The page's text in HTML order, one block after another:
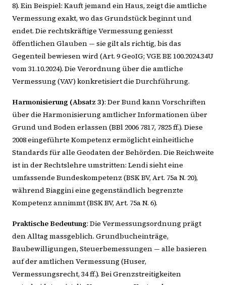
8). Ein Beispiel: Kauft jemand ein Haus, zeigt die amtliche
Vermessung exakt, wo das Grundstück beginnt und
endet. Die rechtskräftige Vermessung geniesst
öffentlichen Glauben — sie gilt als richtig, bis das
Gegenteil bewiesen wird (Art. 9 GeoIG; VGE BE 100.2024.34U
vom 31.10.2024). Die Verordnung über die amtliche
Vermessung (VAV) konkretisiert die Durchführung.
Harmonisierung (Absatz 3): Der Bund kann Vorschriften
über die Harmonisierung amtlicher Informationen über
Grund und Boden erlassen (BBl 2006 7817, 7825 ff.). Diese
2008 eingeführte Kompetenz ermöglicht einheitliche
Standards für alle Geodaten der Behörden. Die Reichweite
ist in der Rechtslehre umstritten: Lendi sieht eine
umfassende Bundeskompetenz (BSK BV, Art. 75a N. 20),
während Biaggini eine gegenständlich begrenzte
Kompetenz annimmt (BSK BV, Art. 75a N. 6).
Praktische Bedeutung: Die Vermessungsordnung prägt
den Alltag massgeblich. Grundbucheinträge,
Baubewilligungen, Steuerbemessungen — alle basieren
auf der amtlichen Vermessung (Huser,
Vermessungsrecht, 34 ff.). Bei Grenzstreitigkeiten